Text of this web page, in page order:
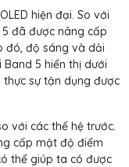
hiện đại. So với
đã được nâng cấp
đó, độ sáng và dải
5 hiển thị dưới
sự tận dụng được
với các thế hệ trước.
cấp mật độ điểm
thể giúp ta có được